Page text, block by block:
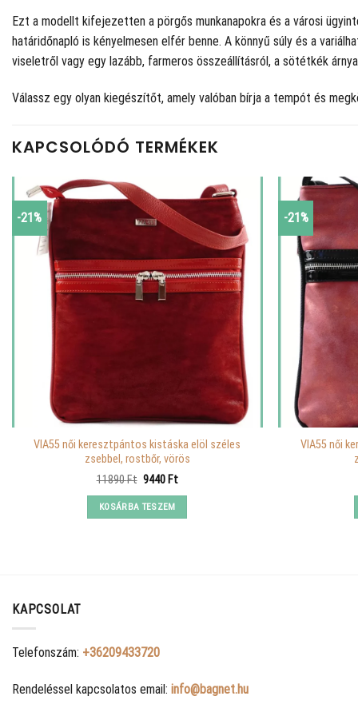
Ezt a modellt kifejezetten a pörgős munkanapokra és a városi
határidőnapló is kényelmesen elfér benne. A könnyű súly és a
viseletről vagy egy lazább, farmeros összeállításról, a sötétkék
Válassz egy olyan kiegészítőt, amely valóban bírja a tempót és
KAPCSOLÓDÓ TERMÉKEK
-21%
VIA55 női keresztpántos kistáska elöl széles
zsebbel, rostbőr, vörös
11890Ft Original
was:
11890 Ft.
9440 FtCurrent
KOSÁRBA TESZEM
-21%
VIA55 női
KAPCSOLAT
Telefonszám: +36209433720
Rendeléssel kapcsolatos email: info@bagnet.hu